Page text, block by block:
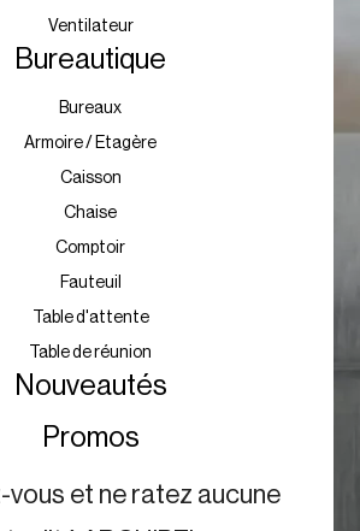
Ventilateur
Bureautique
Bureaux
Armoire / Etagère
Caisson
Chaise
Comptoir
Fauteuil
Table d'attente
Table de réunion
Nouveautés
Promos
vous et ne ratez aucune